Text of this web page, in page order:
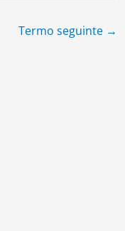
Termo seguinte →